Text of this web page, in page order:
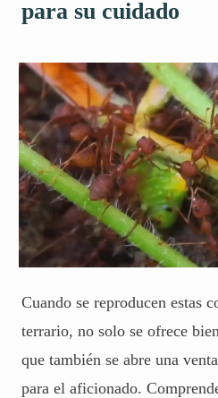
para su cuidado
Cuando se reproducen estas
terrario, no solo se ofrece
que también se abre una
para el aficionado.